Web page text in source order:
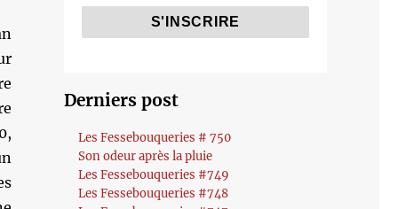
Derniers post
Les Fessebouqueries # 750
Son odeur après la pluie
Les Fessebouqueries #749
Les Fessebouqueries #748